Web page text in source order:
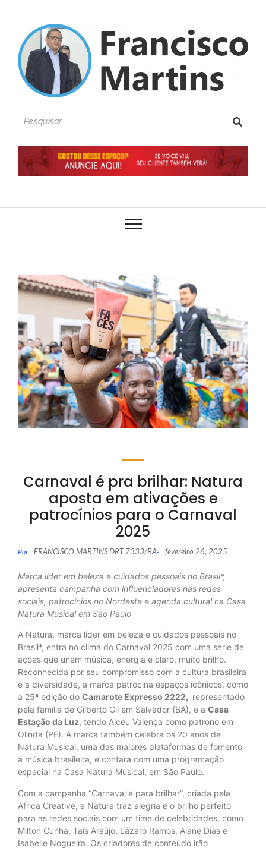
Carnaval é pra brilhar: Natura
aposta em ativações e
patrocínios para o Carnaval
2025
Por FRANCISCO MARTINS DRT 7333/BA- fevereiro 26, 2025
Marca líder em beleza e cuidados pessoais no Brasil*,
apresenta campanha com influenciadores nas redes
sociais, patrocínios no Nordeste e agenda cultural na Casa
Natura Musical em São Paulo
A Natura, marca líder em beleza e cuidados pessoais no
Brasil*, entra no clima do Carnaval 2025 com uma série de
ações que unem música, energia e claro, muito brilho.
Reconhecida por seu compromisso com a cultura brasileira
e a diversidade, a marca patrocina espaços icônicos, como
a 25ª edição do Camarote Expresso 2222, representado
pela família de Gilberto Gil em Salvador (BA), e a Casa
Estação da Luz, tendo Alceu Valença como patrono em
Olinda (PE). A marca também celebra os 20 anos de
Natura Musical, uma das maiores plataformas de fomento
à música brasileira, e contará com uma programação
especial na Casa Natura Musical, em São Paulo.
Com a campanha “Carnaval é para brilhar”, criada pela
Africa Creative, a Natura traz alegria e o brilho perfeito
para as redes sociais com um time de celebridades, como
Milton Cunha, Taís Araújo, Lázaro Ramos, Alane Dias e
Isabelle Nogueira. Os criadores de conteúdo irão